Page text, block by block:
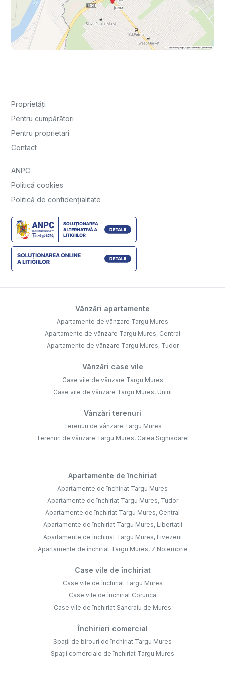
Proprietăți
Pentru cumpărători
Pentru proprietari
Contact
ANPC
Politică cookies
Politică de confidențialitate
Vânzări apartamente
Apartamente de vânzare Targu Mures
Apartamente de vânzare Targu Mures, Central
Apartamente de vânzare Targu Mures, Tudor
Vânzări case vile
Case vile de vânzare Targu Mures
Case vile de vânzare Targu Mures, Unirii
Vânzări terenuri
Terenuri de vânzare Targu Mures
Terenuri de vânzare Targu Mures, Calea Sighisoarei
Apartamente de închiriat
Apartamente de închiriat Targu Mures
Apartamente de închiriat Targu Mures, Tudor
Apartamente de închiriat Targu Mures, Central
Apartamente de închiriat Targu Mures, Libertatii
Apartamente de închiriat Targu Mures, Livezeni
Apartamente de închiriat Targu Mures, 7 Noiembrie
Case vile de închiriat
Case vile de închiriat Targu Mures
Case vile de închiriat Corunca
Case vile de închiriat Sancraiu de Mures
Închirieri comercial
Spații de birouri de închiriat Targu Mures
Spații comerciale de închiriat Targu Mures